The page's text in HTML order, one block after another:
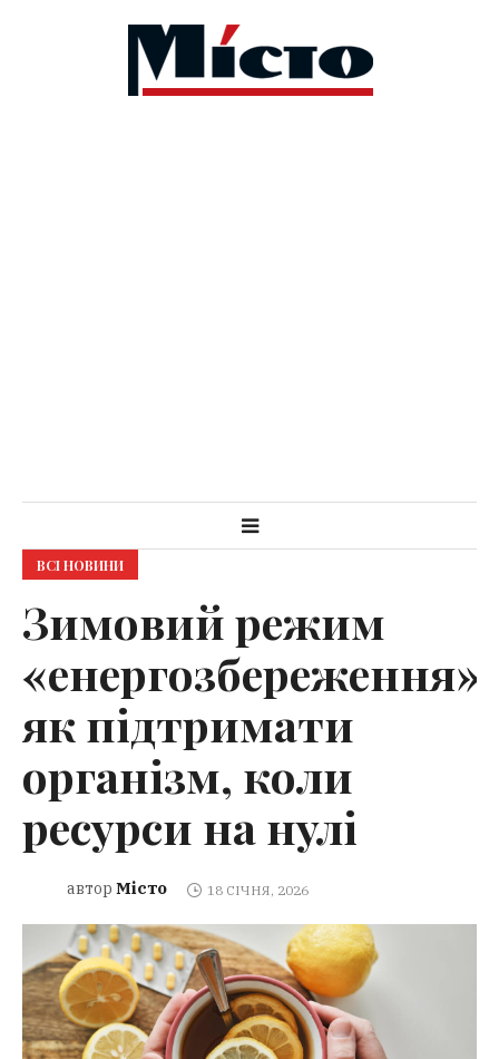
ВСІ НОВИНИ
Зимовий режим
«енергозбереження»:
як підтримати
організм, коли
ресурси на нулі
автор Місто 18 СІЧНЯ, 2026